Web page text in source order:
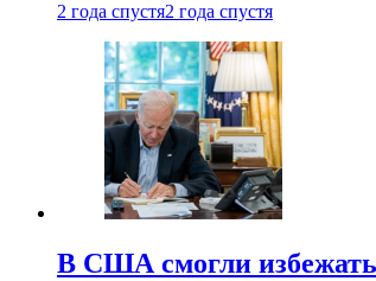
2 года спустя2 года спустя
В США смогли